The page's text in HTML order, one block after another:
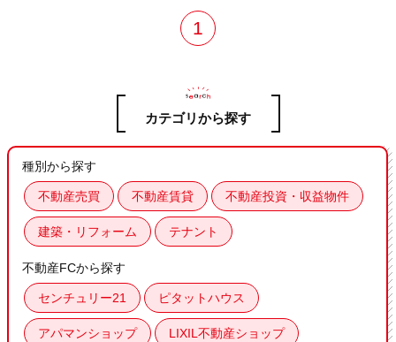
1
カテゴリから探す
種別から探す
不動産売買 不動産賃貸 不動産投資・収益物件
建築・リフォーム テナント
不動産FCから探す
センチュリー21 ピタットハウス
アパマンショップ LIXIL不動産ショップ